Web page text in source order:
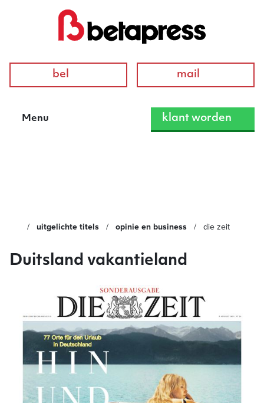
bel mail
Menu klant worden
uitgelichte titels opinie en business die zeit
Duitsland vakantieland